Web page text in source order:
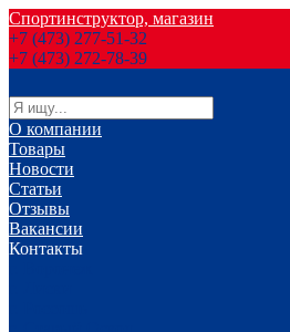
Спортинструктор, магазин
+7 (473) 277-51-32
+7 (473) 272-78-39
О компании
Товары
Новости
Статьи
Отзывы
Вакансии
Контакты